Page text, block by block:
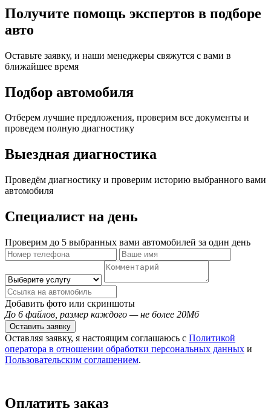
Получите помощь экспертов в подборе
авто
Оставьте заявку, и наши менеджеры свяжутся с вами в
ближайшее время
Подбор автомобиля
Отберем лучшие предложения, проверим все документы и
проведем полную диагностику
Выездная диагностика
Проведём диагностику и проверим историю выбранного вами
автомобиля
Специалист на день
Проверим до 5 выбранных вами автомобилей за один день
Добавить фото или скриншоты
До 6 файлов, размер каждого — не более 20Мб
Оставить заявку
Оставляя заявку, я настоящим соглашаюсь с Политикой
оператора в отношении обработки персональных данных и
Пользовательским соглашением.
Оплатить заказ